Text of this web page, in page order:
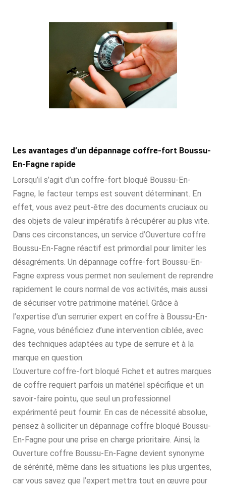
Les avantages d’un dépannage coffre-fort Boussu-
En-Fagne rapide
Lorsqu’il s’agit d’un coffre-fort bloqué Boussu-En-
Fagne, le facteur temps est souvent déterminant. En
effet, vous avez peut-être des documents cruciaux ou
des objets de valeur impératifs à récupérer au plus vite.
Dans ces circonstances, un service d’Ouverture coffre
Boussu-En-Fagne réactif est primordial pour limiter les
désagréments. Un dépannage coffre-fort Boussu-En-
Fagne express vous permet non seulement de reprendre
rapidement le cours normal de vos activités, mais aussi
de sécuriser votre patrimoine matériel. Grâce à
l’expertise d’un serrurier expert en coffre à Boussu-En-
Fagne, vous bénéficiez d’une intervention ciblée, avec
des techniques adaptées au type de serrure et à la
marque en question.
L’ouverture coffre-fort bloqué Fichet et autres marques
de coffre requiert parfois un matériel spécifique et un
savoir-faire pointu, que seul un professionnel
expérimenté peut fournir. En cas de nécessité absolue,
pensez à solliciter un dépannage coffre bloqué Boussu-
En-Fagne pour une prise en charge prioritaire. Ainsi, la
Ouverture coffre Boussu-En-Fagne devient synonyme
de sérénité, même dans les situations les plus urgentes,
car vous savez que l’expert mettra tout en œuvre pour